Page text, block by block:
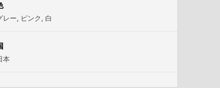
レー, ピンク, 白
本